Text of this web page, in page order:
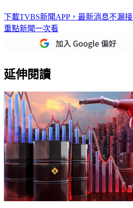
下載TVBS新聞APP，最新消息不漏接
重點新聞一次看
延伸閱讀